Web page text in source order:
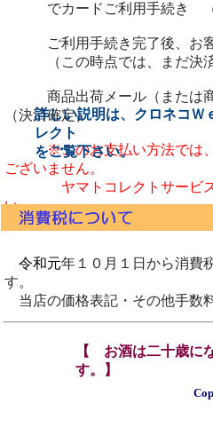
令和元年１０月１日から消費
す。
当店の価格表記・その他手数
【 お酒は二十歳に
す。】
でカードご利用手続き （
ご利用手続き完了後、お客
（この時点では、まだ決済
商品出荷メール（または商
（決済確定）
※このお支払い方法では
ございません。
ヤマトコレクトサービス(株
い。
詳しい説明は、クロネコＷ
レクト
をご覧下さい。